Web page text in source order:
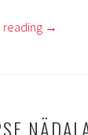
reading →